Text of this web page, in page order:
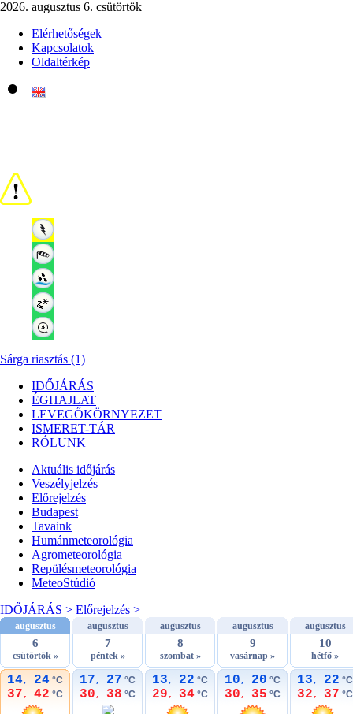
2026. augusztus 6. csütörtök
Elérhetőségek
Kapcsolatok
Oldaltérkép
Sárga riasztás (1)
IDŐJÁRÁS
ÉGHAJLAT
LEVEGŐKÖRNYEZET
ISMERET-TÁR
RÓLUNK
Aktuális időjárás
Veszélyjelzés
Előrejelzés
Budapest
Tavaink
Humánmeteorológia
Agrometeorológia
Repülésmeteorológia
MeteoStúdió
IDŐJÁRÁS > Előrejelzés >
augusztus
6
csütörtök »
14, 24 °C
37, 42 °C
augusztus
7
péntek »
17, 27 °C
30, 38 °C
augusztus
8
szombat »
13, 22 °C
29, 34 °C
augusztus
9
vasárnap »
10, 20 °C
30, 35 °C
augusztus
10
hétfő »
13, 22 °C
32, 37 °C